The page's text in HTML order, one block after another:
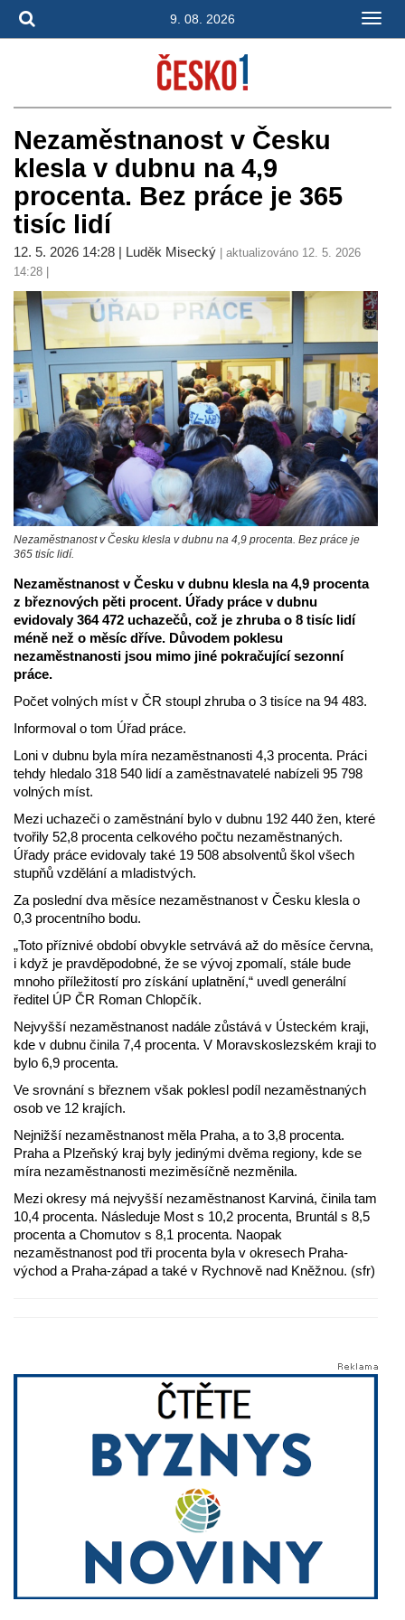
9. 08. 2026
Nezaměstnanost v Česku
klesla v dubnu na 4,9
procenta. Bez práce je 365
tisíc lidí
12. 5. 2026 14:28 | Luděk Misecký | aktualizováno 12. 5. 2026
14:28 |
Nezaměstnanost v Česku klesla v dubnu na 4,9 procenta. Bez práce je
365 tisíc lidí.
Nezaměstnanost v Česku v dubnu klesla na 4,9 procenta
z březnových pěti procent. Úřady práce v dubnu
evidovaly 364 472 uchazečů, což je zhruba o 8 tisíc lidí
méně než o měsíc dříve. Důvodem poklesu
nezaměstnanosti jsou mimo jiné pokračující sezonní
práce.
Počet volných míst v ČR stoupl zhruba o 3 tisíce na 94 483.
Informoval o tom Úřad práce.
Loni v dubnu byla míra nezaměstnanosti 4,3 procenta. Práci
tehdy hledalo 318 540 lidí a zaměstnavatelé nabízeli 95 798
volných míst.
Mezi uchazeči o zaměstnání bylo v dubnu 192 440 žen, které
tvořily 52,8 procenta celkového počtu nezaměstnaných.
Úřady práce evidovaly také 19 508 absolventů škol všech
stupňů vzdělání a mladistvých.
Za poslední dva měsíce nezaměstnanost v Česku klesla o
0,3 procentního bodu.
„Toto příznivé období obvykle setrvává až do měsíce června,
i když je pravděpodobné, že se vývoj zpomalí, stále bude
mnoho příležitostí pro získání uplatnění,“ uvedl generální
ředitel ÚP ČR Roman Chlopčík.
Nejvyšší nezaměstnanost nadále zůstává v Ústeckém kraji,
kde v dubnu činila 7,4 procenta. V Moravskoslezském kraji to
bylo 6,9 procenta.
Ve srovnání s březnem však poklesl podíl nezaměstnaných
osob ve 12 krajích.
Nejnižší nezaměstnanost měla Praha, a to 3,8 procenta.
Praha a Plzeňský kraj byly jedinými dvěma regiony, kde se
míra nezaměstnanosti meziměsíčně nezměnila.
Mezi okresy má nejvyšší nezaměstnanost Karviná, činila tam
10,4 procenta. Následuje Most s 10,2 procenta, Bruntál s 8,5
procenta a Chomutov s 8,1 procenta. Naopak
nezaměstnanost pod tři procenta byla v okresech Praha-
východ a Praha-západ a také v Rychnově nad Kněžnou. (sfr)